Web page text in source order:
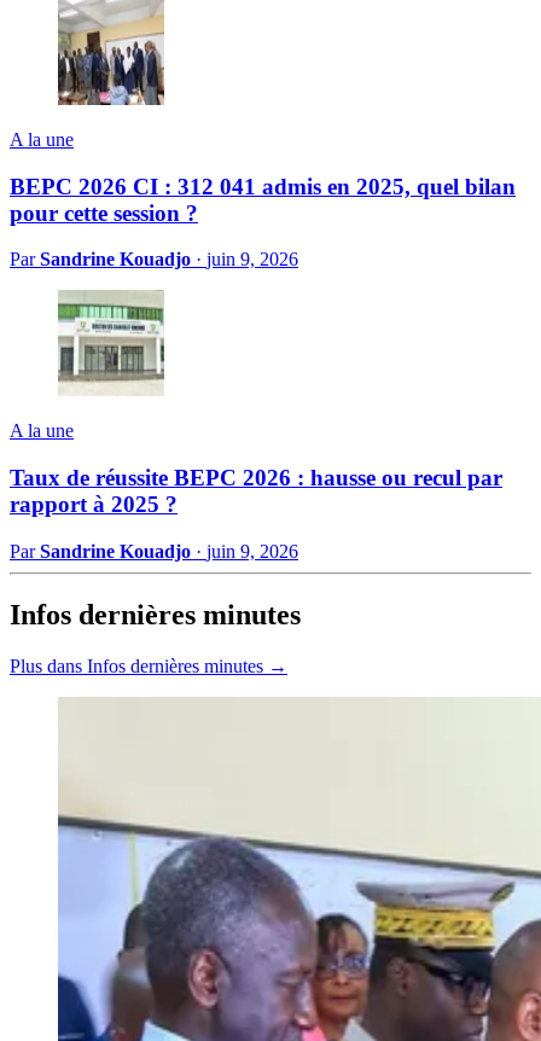
A la une
BEPC 2026 CI : 312 041 admis en 2025, quel bilan
pour cette session ?
ParSandrine Kouadjo · juin 9, 2026
A la une
Taux de réussite BEPC 2026 : hausse ou recul par
rapport à 2025 ?
ParSandrine Kouadjo · juin 9, 2026
Infos dernières minutes
Plus dans Infos dernières minutes →